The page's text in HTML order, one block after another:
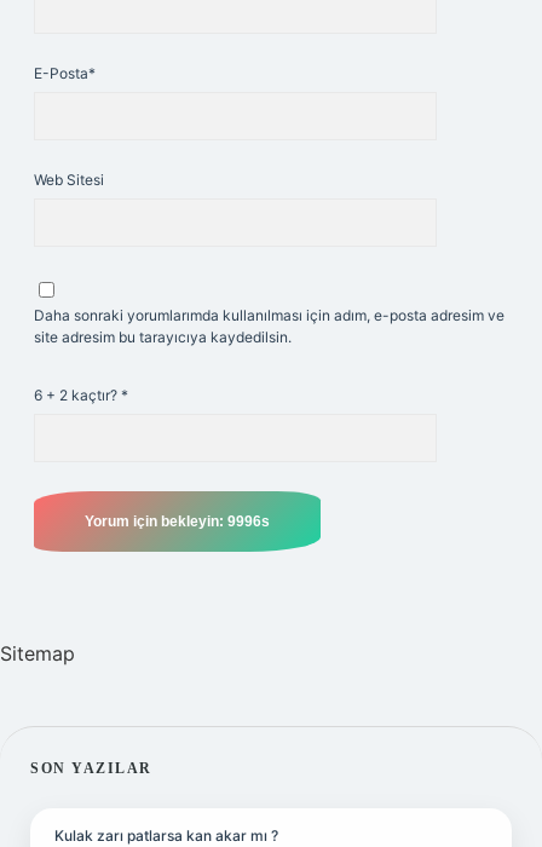
E-Posta*
Web Sitesi
Daha sonraki yorumlarımda kullanılması için adım, e-posta adresim ve
site adresim bu tarayıcıya kaydedilsin.
6 + 2 kaçtır? *
Sitemap
SIDEBAR
SON YAZILAR
Kulak zarı patlarsa kan akar mı ?